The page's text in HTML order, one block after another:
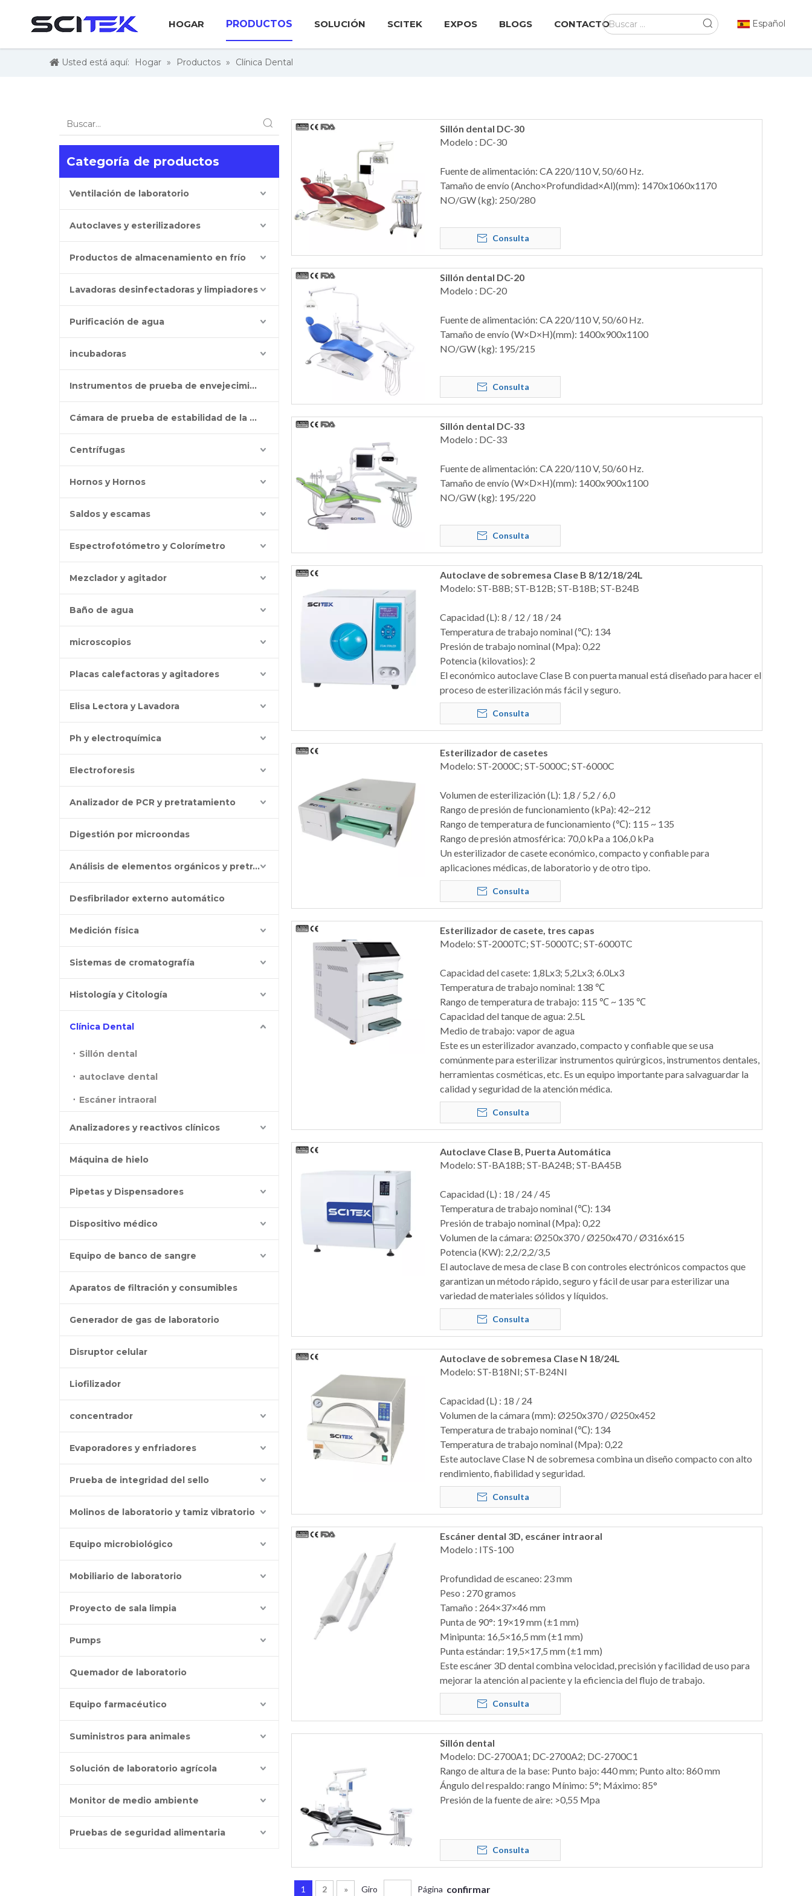
HOGAR PRODUCTOS SOLUCIÓN SCITEK EXPOS BLOGS CONTACTO Español
Usted está aquí: Hogar » Productos » Clínica Dental
Categoría de productos
Ventilación de laboratorio
Autoclaves y esterilizadores
Productos de almacenamiento en frío
Lavadoras desinfectadoras y limpiadores
Purificación de agua
incubadoras
Instrumentos de prueba de envejecimiento
Cámara de prueba de estabilidad de la batería
Centrífugas
Hornos y Hornos
Saldos y escamas
Espectrofotómetro y Colorímetro
Mezclador y agitador
Baño de agua
microscopios
Placas calefactoras y agitadores
Elisa Lectora y Lavadora
Ph y electroquímica
Electroforesis
Analizador de PCR y pretratamiento
Digestión por microondas
Análisis de elementos orgánicos y pretratamiento
Desfibrilador externo automático
Medición física
Sistemas de cromatografía
Histología y Citología
Clínica Dental
Sillón dental
autoclave dental
Escáner intraoral
Analizadores y reactivos clínicos
Máquina de hielo
Pipetas y Dispensadores
Dispositivo médico
Equipo de banco de sangre
Aparatos de filtración y consumibles
Generador de gas de laboratorio
Disruptor celular
Liofilizador
concentrador
Evaporadores y enfriadores
Prueba de integridad del sello
Molinos de laboratorio y tamiz vibratorio
Equipo microbiológico
Mobiliario de laboratorio
Proyecto de sala limpia
Pumps
Quemador de laboratorio
Equipo farmacéutico
Suministros para animales
Solución de laboratorio agrícola
Monitor de medio ambiente
Pruebas de seguridad alimentaria
Sillón dental DC-30
Modelo : DC-30
Fuente de alimentación: CA 220/110 V, 50/60 Hz.
Tamaño de envío (Ancho×Profundidad×Al)(mm): 1470x1060x1170
NO/GW (kg): 250/280
Consulta
Sillón dental DC-20
Modelo : DC-20
Fuente de alimentación: CA 220/110 V, 50/60 Hz.
Tamaño de envío (W×D×H)(mm): 1400x900x1100
NO/GW (kg): 195/215
Consulta
Sillón dental DC-33
Modelo : DC-33
Fuente de alimentación: CA 220/110 V, 50/60 Hz.
Tamaño de envío (W×D×H)(mm): 1400x900x1100
NO/GW (kg): 195/220
Consulta
Autoclave de sobremesa Clase B 8/12/18/24L
Modelo: ST-B8B; ST-B12B; ST-B18B; ST-B24B
Capacidad (L): 8 / 12 / 18 / 24
Temperatura de trabajo nominal (℃): 134
Presión de trabajo nominal (Mpa): 0,22
Potencia (kilovatios): 2
El económico autoclave Clase B con puerta manual está diseñado para hacer el
proceso de esterilización más fácil y seguro.
Consulta
Esterilizador de casetes
Modelo: ST-2000C; ST-5000C; ST-6000C
Volumen de esterilización (L): 1,8 / 5,2 / 6,0
Rango de presión de funcionamiento (kPa): 42~212
Rango de temperatura de funcionamiento (℃): 115 ~ 135
Rango de presión atmosférica: 70,0 kPa a 106,0 kPa
Un esterilizador de casete económico, compacto y confiable para
aplicaciones médicas, de laboratorio y de otro tipo.
Consulta
Esterilizador de casete, tres capas
Modelo: ST-2000TC; ST-5000TC; ST-6000TC
Capacidad del casete: 1,8Lx3; 5,2Lx3; 6.0Lx3
Temperatura de trabajo nominal: 138 ℃
Rango de temperatura de trabajo: 115 ℃ ~ 135 ℃
Capacidad del tanque de agua: 2.5L
Medio de trabajo: vapor de agua
Este es un esterilizador avanzado, compacto y confiable que se usa
comúnmente para esterilizar instrumentos quirúrgicos, instrumentos dentales,
herramientas cosméticas, etc. Es un equipo importante para salvaguardar la
calidad y seguridad de la atención médica.
Consulta
Autoclave Clase B, Puerta Automática
Modelo: ST-BA18B; ST-BA24B; ST-BA45B
Capacidad (L) : 18 / 24 / 45
Temperatura de trabajo nominal (℃): 134
Presión de trabajo nominal (Mpa): 0,22
Volumen de la cámara: Ø250x370 / Ø250x470 / Ø316x615
Potencia (KW): 2,2/2,2/3,5
El autoclave de mesa de clase B con controles electrónicos compactos que
garantizan un método rápido, seguro y fácil de usar para esterilizar una
variedad de materiales sólidos y líquidos.
Consulta
Autoclave de sobremesa Clase N 18/24L
Modelo: ST-B18NI; ST-B24NI
Capacidad (L) : 18 / 24
Volumen de la cámara (mm): Ø250x370 / Ø250x452
Temperatura de trabajo nominal (℃): 134
Temperatura de trabajo nominal (Mpa): 0,22
Este autoclave Clase N de sobremesa combina un diseño compacto con alto
rendimiento, fiabilidad y seguridad.
Consulta
Escáner dental 3D, escáner intraoral
Modelo : ITS-100
Profundidad de escaneo: 23 mm
Peso : 270 gramos
Tamaño : 264×37×46 mm
Punta de 90°: 19×19 mm (±1 mm)
Minipunta: 16,5×16,5 mm (±1 mm)
Punta estándar: 19,5×17,5 mm (±1 mm)
Este escáner 3D dental combina velocidad, precisión y facilidad de uso para
mejorar la atención al paciente y la eficiencia del flujo de trabajo.
Consulta
Sillón dental
Modelo: DC-2700A1; DC-2700A2; DC-2700C1
Rango de altura de la base: Punto bajo: 440 mm; Punto alto: 860 mm
Ángulo del respaldo: rango Mínimo: 5°; Máximo: 85°
Presión de la fuente de aire: >0,55 Mpa
Consulta
1 2 » Giro Página confirmar